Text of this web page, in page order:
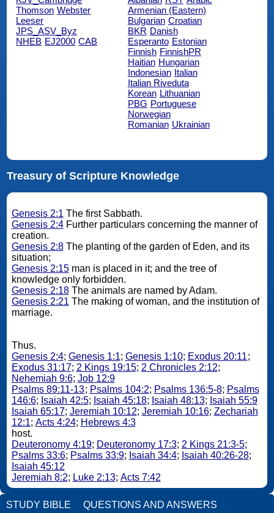
Thomson Webster
Leeser
JPS_ASV_Byz
NHEB EJ2000 CAB
Armenian (Eastern)
Bulgarian Croatian
BKR Danish
Esperanto Estonian
Finnish FinnishPR
Haitian Hungarian
Indonesian Italian
Italian Riveduta
Korean Lithuanian
PBG Portuguese
Norwegian
Romanian Ukrainian
Treasury of Scripture Knowledge
Genesis 2:1 The first Sabbath.
Genesis 2:4Further particulars concerning the manner of
creation.
Genesis 2:8The planting of the garden of Eden, and its
situation;
Genesis 2:15man is placed in it; and the tree of
knowledge only forbidden.
Genesis 2:18The animals are named by Adam.
Genesis 2:21 The making of woman, and the institution of
marriage.
Thus.
Genesis 2:4; Genesis 1:1; Genesis 1:10; Exodus 20:11;
Exodus 31:17; 2 Kings 19:15; 2 Chronicles 2:12;
Nehemiah 9:6; Job 12:9
Psalms 89:11-13; Psalms 104:2; Psalms 136:5-8; Psalms
146:6; Isaiah 42:5; Isaiah 45:18; Isaiah 48:13; Isaiah 55:9
Isaiah 65:17; Jeremiah 10:12; Jeremiah 10:16; Zechariah
12:1; Acts 4:24; Hebrews 4:3
host.
Deuteronomy 4:19; Deuteronomy 17:3; 2 Kings 21:3-5;
Psalms 33:6; Psalms 33:9; Isaiah 34:4; Isaiah 40:26-28;
Isaiah 45:12
Jeremiah 8:2; Luke 2:13; Acts 7:42
STUDY BIBLE QUESTIONS AND ANSWERS